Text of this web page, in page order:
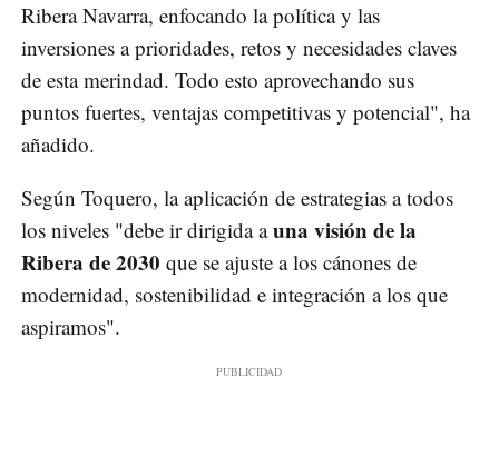
Ribera Navarra, enfocando la política y las
inversiones a prioridades, retos y necesidades claves
de esta merindad. Todo esto aprovechando sus
puntos fuertes, ventajas competitivas y potencial", ha
añadido.
Según Toquero, la aplicación de estrategias a todos
los niveles "debe ir dirigida auna visión de la
Ribera de 2030 que se ajuste a los cánones de
modernidad, sostenibilidad e integración a los que
aspiramos".